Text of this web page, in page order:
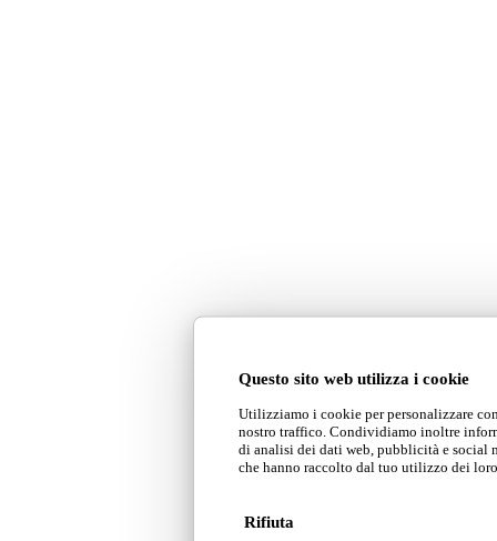
Questo sito web utilizza i cookie
Utilizziamo i cookie per personalizzare
nostro traffico. Condividiamo inoltre
di analisi dei dati web, pubblicità e social
che hanno raccolto dal tuo utilizzo dei
Rifiuta